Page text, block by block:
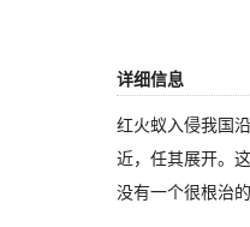
详细信息
红火蚁入侵我国
近，任其展开。
没有一个很根治